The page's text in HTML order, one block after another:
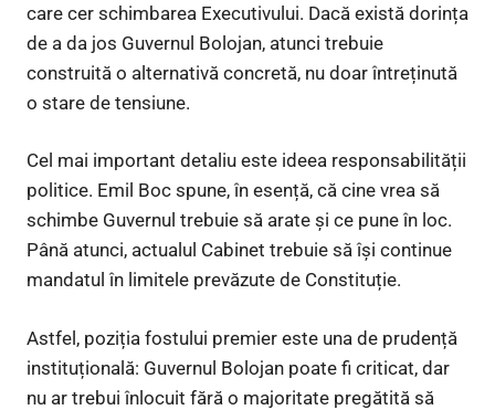
care cer schimbarea Executivului. Dacă există dorința
de a da jos Guvernul Bolojan, atunci trebuie
construită o alternativă concretă, nu doar întreținută
o stare de tensiune.
Cel mai important detaliu este ideea responsabilității
politice. Emil Boc spune, în esență, că cine vrea să
schimbe Guvernul trebuie să arate și ce pune în loc.
Până atunci, actualul Cabinet trebuie să își continue
mandatul în limitele prevăzute de Constituție.
Astfel, poziția fostului premier este una de prudență
instituțională: Guvernul Bolojan poate fi criticat, dar
nu ar trebui înlocuit fără o majoritate pregătită să